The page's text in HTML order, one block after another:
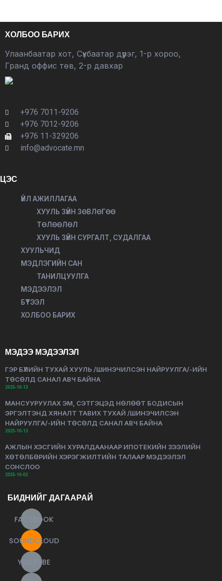
ХОЛБОО БАРИХ
Улаанбаатар хот, Сүхбаатар дүүрэг, 1-р хороо,
Гранд оффис төв, 2-р давхар
+976 7011-9206
+976 7012-9206
+976 11-329206
info@advocate.mn
ЦЭС
ҮЙЛ АЖИЛЛАГАА
ХУУЛЬ ЗҮЙН ЗӨВЛӨГӨӨ
ТӨЛӨӨЛӨЛ
ХУУЛЬ ЗҮЙН СУРГАЛТ, СУДАЛГАА
ХУУЛЬЧИД
МЭДЛЭГИЙН САН
ТАНИЛЦУУЛГА
МЭДЭЭЛЭЛ
БҮТЭЭЛ
ХОЛБОО БАРИХ
МЭДЭЭ МЭДЭЭЛЭЛ
ГЭР БҮЛИЙН ТУХАЙ ХУУЛЬ /ШИНЭЧИЛСЭН НАЙРУУЛГА/-ИЙН
ТӨСӨЛД САНАЛ АВЧ БАЙНА
2025-10-13
МАНСУУРУУЛАХ ЭМ, СЭТГЭЦЭД НӨЛӨӨТ БОДИСЫН
ЭРГЭЛТЭНД ХЯНАЛТ ТАВИХ ТУХАЙ /ШИНЭЧИЛСЭН
НАЙРУУЛГА/-ИЙН ТӨСӨЛД САНАЛ АВЧ БАЙНА
2025-10-13
АЖЛЫН ХЭСГИЙН ХУРАЛДААНААР ИПОТЕКИЙН ЗЭЭЛИЙН
ХӨТӨЛБӨРИЙН ХЭРЭГЖИЛТИЙН ТАЛААР МЭДЭЭЛЭЛ
СОНСЛОО
2025-10-02
БИДНИЙГ ДАГААРАЙ
FACEBOOK
SOUNDCLOUD
YOUTUBE